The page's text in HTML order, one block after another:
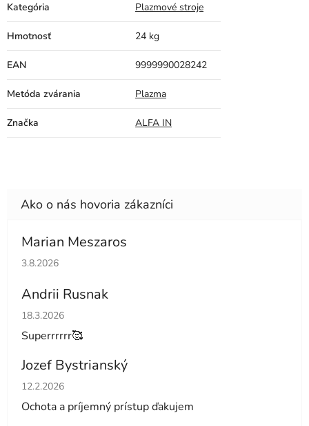
Kategória Plazmové stroje
Hmotnosť 24 kg
EAN 9999990028242
Metóda zvárania Plazma
Značka ALFA IN
Marian Meszaros
Hodnotenie obchodu je 5 z 5 hviezdičiek.
3.8.2026
Andrii Rusnak
Hodnotenie obchodu je 5 z 5 hviezdičiek.
18.3.2026
Superrrrrr🥰
Jozef Bystrianský
Hodnotenie obchodu je 5 z 5 hviezdičiek.
12.2.2026
Ochota a príjemný prístup ďakujem